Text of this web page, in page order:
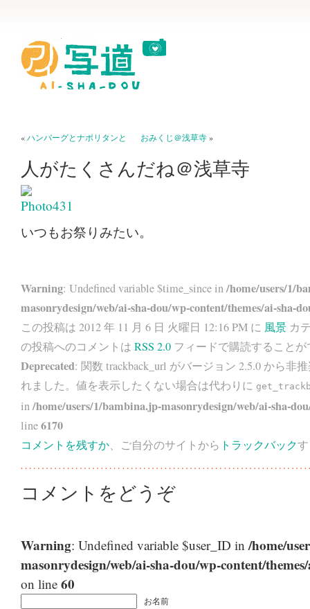
«ハンバーグとナポリタンと おみくじ＠浅草寺»
人がたくさんだね＠浅草寺
いつもお祭りみたい。
Warning: Undefined variable $time_since in/home/users/1/
masonrydesign/web/ai-sha-dou/wp-content/themes/ai-sha-
この投稿は 2012 年 11 月 6 日 火曜日 12:16 PM に 風景 カ
の投稿へのコメントは RSS 2.0 フィードで購読すること
Deprecated: 関数 trackback_url がバージョン 2.5.0 から非
れました。値を表示したくない場合は代わりに
in/home/users/1/bambina.jp-masonrydesign/web/ai-sha-
line6170
コメントを残すか、ご自分のサイトから トラックバック
コメントをどうぞ
Warning: Undefined variable $user_ID in/home/
masonrydesign/web/ai-sha-dou/wp-content/
on line 60
お名前